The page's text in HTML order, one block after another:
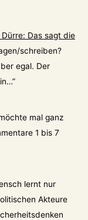
Das sagt die
schreiben?
egal. Der
”
mal ganz
1 bis 7
lernt nur
Akteure